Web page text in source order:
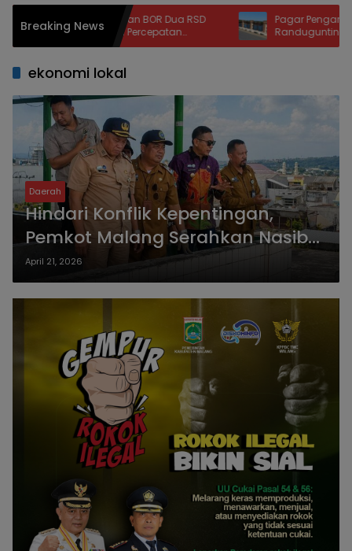
Breaking News
Tegaskan BOR Dua RSD
Perlu Percepatan
Tempat Tidur Pasien
Pagar Pengaman
Randugunting Hilang,
Khawatir Membahayakan
ekonomi lokal
Daerah
Hindari Konflik Kepentingan,
Pemkot Malang Serahkan Nasib
Pasar Besar ke Pihak Netral
April 21, 2026